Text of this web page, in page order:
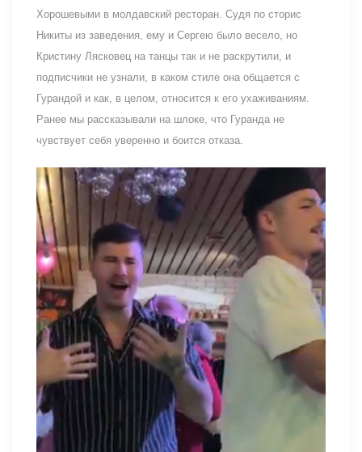
Хорошевыми в молдавский ресторан. Судя по сторис
Никиты из заведения, ему и Сергею было весело, но
Кристину Лясковец на танцы так и не раскрутили, и
подписчики не узнали, в каком стиле она общается с
Гурандой и как, в целом, относится к его ухаживаниям.
Ранее мы рассказывали на шлоке, что Гуранда не
чувствует себя уверенно и боится отказа.